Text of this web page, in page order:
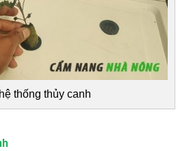
thống thủy canh